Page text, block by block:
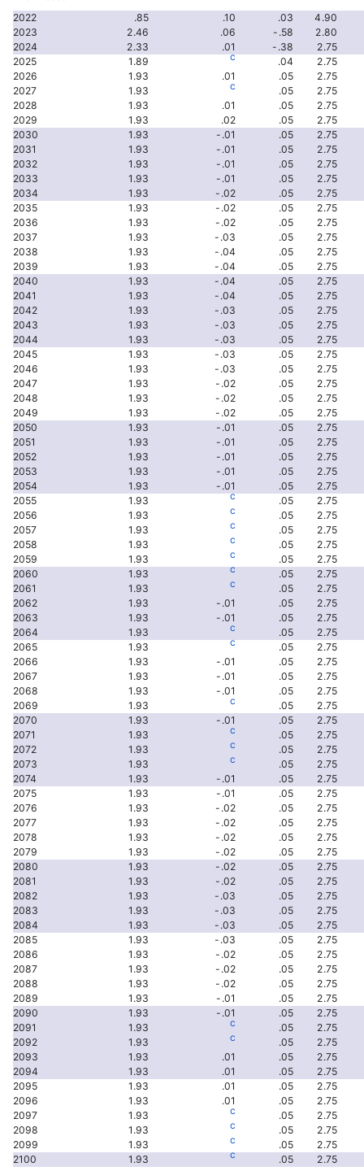
2022
.85 .10 .03
4.90
2023
2.46 .06 -.58
2.80
2024
2.33 .01 -.38
2.75
2025
1.89 c .04
2.75
2026
1.93 .01 .05
2.75
2027
1.93 c .05
2.75
2028
1.93 .01 .05
2.75
2029
1.93 .02 .05
2.75
2030
1.93 -.01 .05
2.75
2031
1.93 -.01 .05
2.75
2032
1.93 -.01 .05
2.75
2033
1.93 -.01 .05
2.75
2034
1.93 -.02 .05
2.75
2035
1.93 -.02 .05
2.75
2036
1.93 -.02 .05
2.75
2037
1.93 -.03 .05
2.75
2038
1.93 -.04 .05
2.75
2039
1.93 -.04 .05
2.75
2040
1.93 -.04 .05
2.75
2041
1.93 -.04 .05
2.75
2042
1.93 -.03 .05
2.75
2043
1.93 -.03 .05
2.75
2044
1.93 -.03 .05
2.75
2045
1.93 -.03 .05
2.75
2046
1.93 -.03 .05
2.75
2047
1.93 -.02 .05
2.75
2048
1.93 -.02 .05
2.75
2049
1.93 -.02 .05
2.75
2050
1.93 -.01 .05
2.75
2051
1.93 -.01 .05
2.75
2052
1.93 -.01 .05
2.75
2053
1.93 -.01 .05
2.75
2054
1.93 -.01 .05
2.75
2055
1.93 c .05
2.75
2056
1.93 c .05
2.75
2057
1.93 c .05
2.75
2058
1.93 c .05
2.75
2059
1.93 c .05
2.75
2060
1.93 c .05
2.75
2061
1.93 c .05
2.75
2062
1.93 -.01 .05
2.75
2063
1.93 -.01 .05
2.75
2064
1.93 c .05
2.75
2065
1.93 c .05
2.75
2066
1.93 -.01 .05
2.75
2067
1.93 -.01 .05
2.75
2068
1.93 -.01 .05
2.75
2069
1.93 c .05
2.75
2070
1.93 -.01 .05
2.75
2071
1.93 c .05
2.75
2072
1.93 c .05
2.75
2073
1.93 c .05
2.75
2074
1.93 -.01 .05
2.75
2075
1.93 -.01 .05
2.75
2076
1.93 -.02 .05
2.75
2077
1.93 -.02 .05
2.75
2078
1.93 -.02 .05
2.75
2079
1.93 -.02 .05
2.75
2080
1.93 -.02 .05
2.75
2081
1.93 -.02 .05
2.75
2082
1.93 -.03 .05
2.75
2083
1.93 -.03 .05
2.75
2084
1.93 -.03 .05
2.75
2085
1.93 -.03 .05
2.75
2086
1.93 -.02 .05
2.75
2087
1.93 -.02 .05
2.75
2088
1.93 -.02 .05
2.75
2089
1.93 -.01 .05
2.75
2090
1.93 -.01 .05
2.75
2091
1.93 c .05
2.75
2092
1.93 c .05
2.75
2093
1.93 .01 .05
2.75
2094
1.93 .01 .05
2.75
2095
1.93 .01 .05
2.75
2096
1.93 .01 .05
2.75
2097
1.93 c .05
2.75
2098
1.93 c .05
2.75
2099
1.93 c .05
2.75
2100
1.93 c .05 2.75